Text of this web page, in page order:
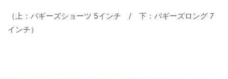
（上：バギーズショーツ 5インチ / 下：バギーズロング 7
インチ）